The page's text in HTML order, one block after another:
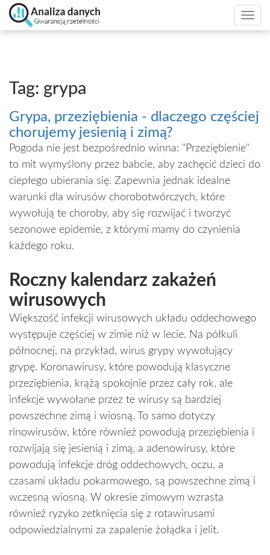
Tag: grypa
Grypa, przeziębienia - dlaczego częściej
chorujemy jesienią i zimą?
Pogoda nie jest bezpośrednio winna: "Przeziębienie"
to mit wymyślony przez babcie, aby zachęcić dzieci do
ciepłego ubierania się. Zapewnia jednak idealne
warunki dla wirusów chorobotwórczych, które
wywołują te choroby, aby się rozwijać i tworzyć
sezonowe epidemie, z którymi mamy do czynienia
każdego roku.
Roczny kalendarz zakażeń
wirusowych
Większość infekcji wirusowych układu oddechowego
występuje częściej w zimie niż w lecie. Na półkuli
północnej, na przykład, wirus grypy wywołujący
grypę. Koronawirusy, które powodują klasyczne
przeziębienia, krążą spokojnie przez cały rok, ale
infekcje wywołane przez te wirusy są bardziej
powszechne zimą i wiosną. To samo dotyczy
rinowirusów, które również powodują przeziębienia i
rozwijają się jesienią i zimą, a adenowirusy, które
powodują infekcje dróg oddechowych, oczu, a
czasami układu pokarmowego, są powszechne zimą i
wczesną wiosną. W okresie zimowym wzrasta
również ryzyko zetknięcia się z rotawirusami
odpowiedzialnymi za zapalenie żołądka i jelit.